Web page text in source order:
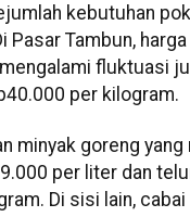
kebutuhan
Pasar Tambun,
fluktuasi
per kilogram.
minyak goreng yang
per liter dan
Di sisi lain,